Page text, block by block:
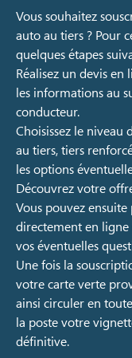
Vous souhaitez
auto au tiers ? Pour
quelques étapes
Réalisez un devis
les informations au
conducteur.
Choisissez le niveau
au tiers, tiers
les options
Découvrez votre
Vous pouvez
directement en
vos éventuelles
Une fois la
votre carte verte
ainsi circuler en
la poste votre
définitive.